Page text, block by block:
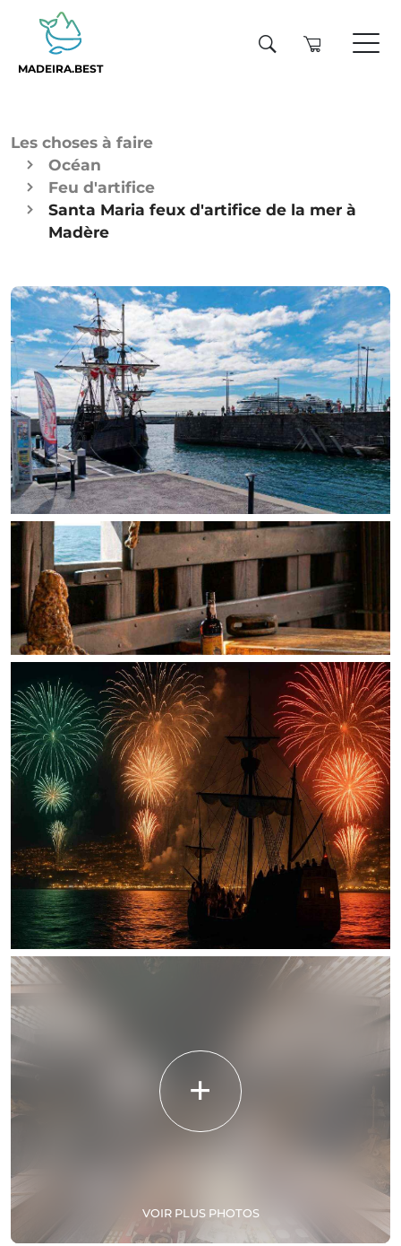
MADEIRA.BEST
Les choses à faire
Océan
Feu d'artifice
Santa Maria feux d'artifice de la mer à
Madère
VOIR PLUS PHOTOS